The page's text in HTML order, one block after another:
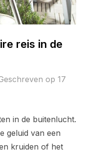
reis in de
op 17
in de buitenlucht.
geluid van een
kruiden of het